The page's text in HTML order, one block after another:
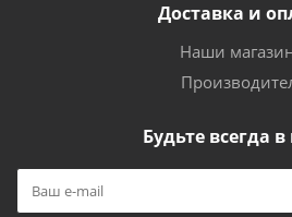
Доставка и
Наши
Будьте всегда в